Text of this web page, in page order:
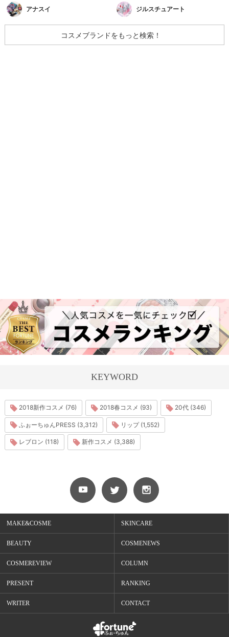
アナスイ ジルスチュアート
コスメブランドをもっと検索！
KEYWORD
2018新作コスメ (76) 2018春コスメ (93) 20代 (346)
ふぉーちゅんPRESS (3,312) リップ (1,552)
レブロン (118) 新作コスメ (3,388)
MAKE&COSME SKINCARE
BEAUTY COSMENEWS
COSMEREVIEW COLUMN
PRESENT RANKING
WRITER CONTACT